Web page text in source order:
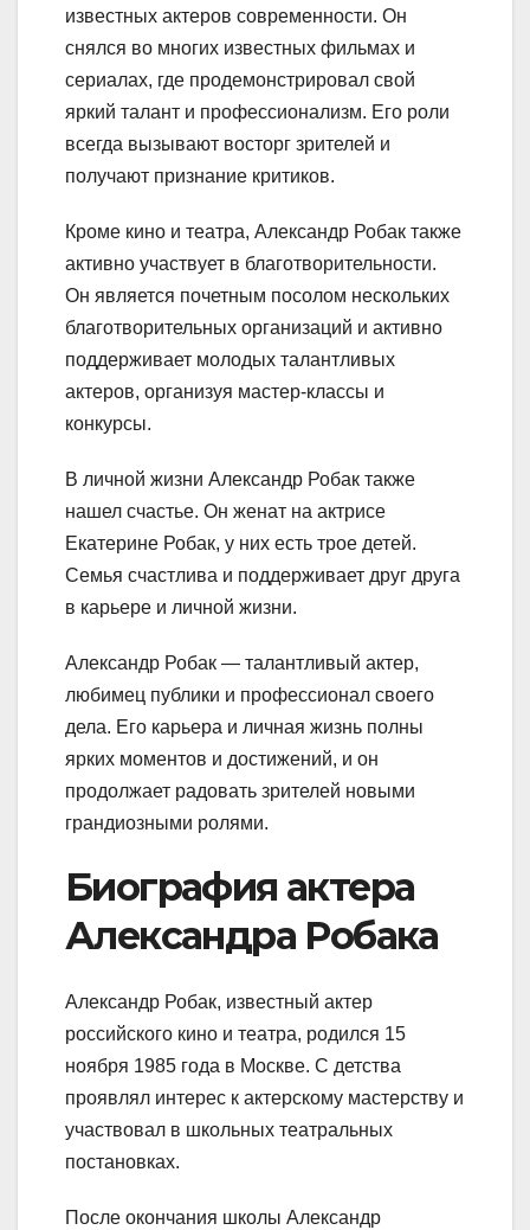
известных актеров современности. Он
снялся во многих известных фильмах и
сериалах, где продемонстрировал свой
яркий талант и профессионализм. Его роли
всегда вызывают восторг зрителей и
получают признание критиков.
Кроме кино и театра, Александр Робак также
активно участвует в благотворительности.
Он является почетным посолом нескольких
благотворительных организаций и активно
поддерживает молодых талантливых
актеров, организуя мастер-классы и
конкурсы.
В личной жизни Александр Робак также
нашел счастье. Он женат на актрисе
Екатерине Робак, у них есть трое детей.
Семья счастлива и поддерживает друг друга
в карьере и личной жизни.
Александр Робак — талантливый актер,
любимец публики и профессионал своего
дела. Его карьера и личная жизнь полны
ярких моментов и достижений, и он
продолжает радовать зрителей новыми
грандиозными ролями.
Биография актера
Александра Робака
Александр Робак, известный актер
российского кино и театра, родился 15
ноября 1985 года в Москве. С детства
проявлял интерес к актерскому мастерству и
участвовал в школьных театральных
постановках.
После окончания школы Александр